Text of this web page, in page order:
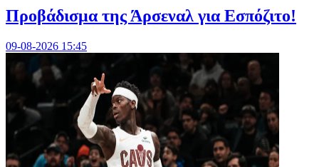
Προβάδισμα της Άρσεναλ για Εσπόζιτο!
09-08-2026 15:45